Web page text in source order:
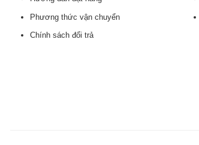
Phương thức vận chuyển
Chính sách đổi trả